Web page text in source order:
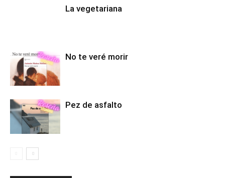
La vegetariana
No te veré morir
Pez de asfalto